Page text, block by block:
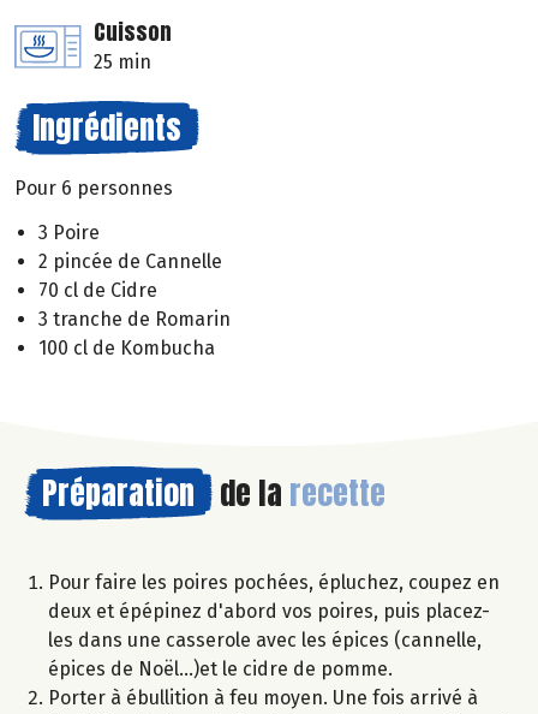
Cuisson
25 min
Ingrédients
Pour 6 personnes
3 Poire
2 pincée de Cannelle
70 cl de Cidre
3 tranche de Romarin
100 cl de Kombucha
Préparation de la recette
Pour faire les poires pochées, épluchez, coupez en
deux et épépinez d'abord vos poires, puis placez-
les dans une casserole avec les épices (cannelle,
épices de Noël...)et le cidre de pomme.
Porter à ébullition à feu moyen. Une fois arrivé à